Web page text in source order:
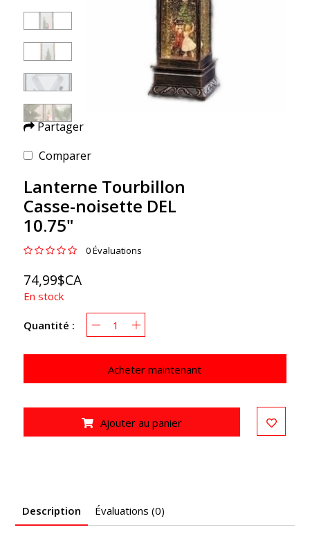
Partager
Comparer
Lanterne Tourbillon
Casse-noisette DEL
10.75"
0 Évaluations
74,99$CA
En stock
Quantité :
Acheter maintenant
Ajouter au panier
Description Évaluations (0)